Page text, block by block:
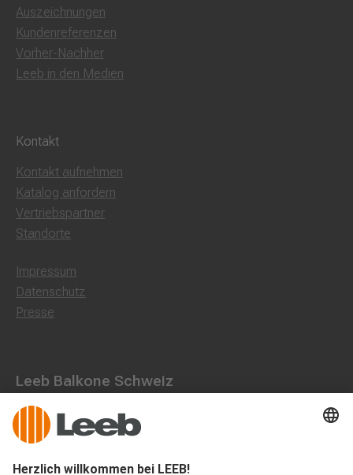
Auszeichnungen
Kundenreferenzen
Vorher-Nachher
Leeb in den Medien
Kontakt
Kontakt aufnehmen
Katalog anfordern
Vertriebspartner
Standorte
Impressum
Datenschutz
Presse
Leeb Balkone Schweiz
Landstraße 71, 8750 Glarus
055 536 16 53